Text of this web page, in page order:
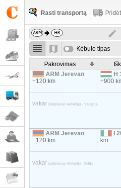
Rasti transportą
Kėbulo tipas
Pakrovimas
ARM Jerevan
+120 km
H
+900
vakar šaldytuvas Armėnija - Vengrija
ARM Jerevan
+120 km
I
km
vakar šaldytuvas Armėnija - Italija